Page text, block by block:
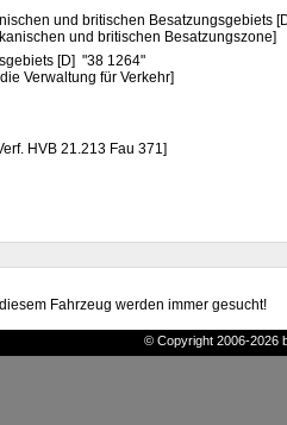
und britischen Besatzungsgebiets
und britischen Besatzungszone]
[D] "38 1264"
Verwaltung für Verkehr]
HVB 21.213 Fau 371]
Fahrzeug werden immer gesucht!
© Copyright 2006-2026